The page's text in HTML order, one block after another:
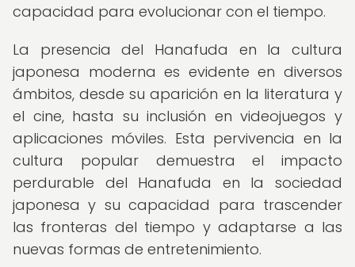
capacidad para evolucionar con el tiempo.
La presencia del Hanafuda en la cultura
japonesa moderna es evidente en diversos
ámbitos, desde su aparición en la literatura y
el cine, hasta su inclusión en videojuegos y
aplicaciones móviles. Esta pervivencia en la
cultura popular demuestra el impacto
perdurable del Hanafuda en la sociedad
japonesa y su capacidad para trascender
las fronteras del tiempo y adaptarse a las
nuevas formas de entretenimiento.